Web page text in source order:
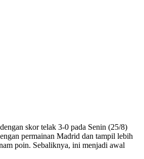
skor telak 3-0 pada Senin (25/8)
permainan Madrid dan tampil lebih
poin. Sebaliknya, ini menjadi awal